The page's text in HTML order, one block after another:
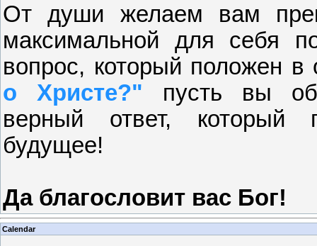
От души желаем вам
максимальной для себя
вопрос, который положен в
о Христе?" пусть вы
верный ответ, который
будущее!
Да благословит вас Бог!
Calendar